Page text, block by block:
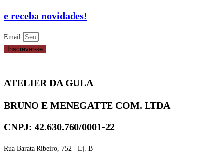
e receba novidades!
Email
Inscrever-se
ATELIER DA GULA
BRUNO E MENEGATTE COM. LTDA
CNPJ: 42.630.760/0001-22
Rua Barata Ribeiro, 752 - Lj. B